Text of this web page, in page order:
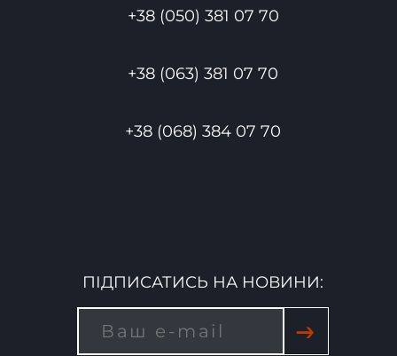
+38 (050) 381 07 70
+38 (063) 381 07 70
+38 (068) 384 07 70
ПІДПИСАТИСЬ НА НОВИНИ:
→